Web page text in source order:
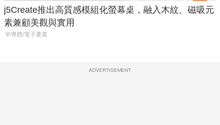
j5Create推出高質感模組化螢幕桌，融入木紋、磁吸元
素兼顧美觀與實用
半導體/電子產業
ADVERTISEMENT